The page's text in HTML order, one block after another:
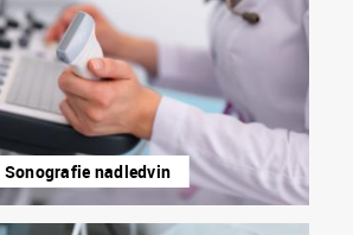
Sonografie nadledvin